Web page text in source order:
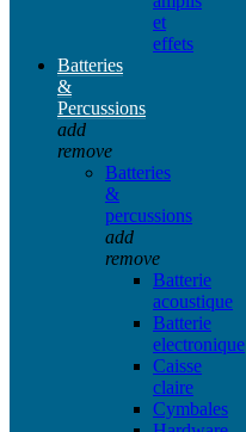
et
effets
Batteries
&
Percussions
add
remove
Batteries
&
percussions
add
remove
Batterie
acoustique
Batterie
electronique
Caisse
claire
Cymbales